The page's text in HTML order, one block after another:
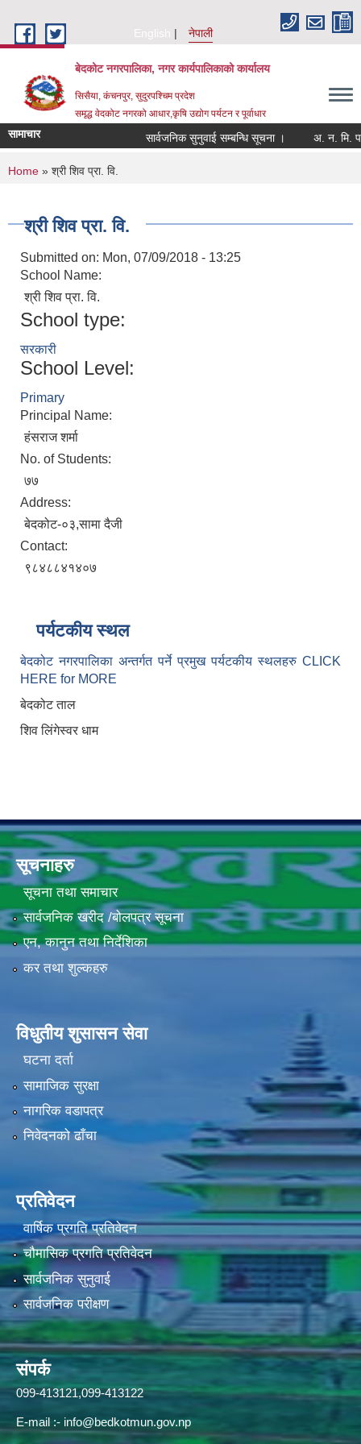
English
नेपाली
बेदकोट नगरपालिका, नगर कार्यपालिकाको कार्यालय
सिसैया, कंचनपुर, सुदुरपश्चिम प्रदेश
समृद्ध वेदकोट नगरको आधार,कृषि उद्योग पर्यटन र पूर्वाधार
सामाचार सार्वजनिक सुनुवाई सम्बन्धि सूचना ।
You are here
Home » श्री शिव प्रा. वि.
श्री शिव प्रा. वि.
Submitted on: Mon, 07/09/2018 - 13:25
School Name:
श्री शिव प्रा. वि.
School type:
सरकारी
School Level:
Primary
Principal Name:
हंसराज शर्मा
No. of Students:
७७
Address:
बेदकोट-०३,सामा दैजी
Contact:
९८४८८४१४०७
पर्यटकीय स्थल
बेदकोट नगरपालिका अन्तर्गत पर्ने प्रमुख पर्यटकीय स्थलहरु CLICK
HERE for MORE
बेदकोट ताल
शिव लिंगेस्वर धाम
सूचनाहरु
सूचना तथा समाचार
सार्वजनिक खरीद /बोलपत्र सूचना
एन, कानुन तथा निर्देशिका
कर तथा शुल्कहरु
विधुतीय शुसासन सेवा
घटना दर्ता
सामाजिक सुरक्षा
नागरिक वडापत्र
निवेदनको ढाँचा
प्रतिवेदन
वार्षिक प्रगति प्रतिवेदन
चौमासिक प्रगति प्रतिवेदन
सार्वजनिक सुनुवाई
सार्वजनिक परीक्षण
संपर्क
099-413121,099-413122
E-mail :- info@bedkotmun.gov.np